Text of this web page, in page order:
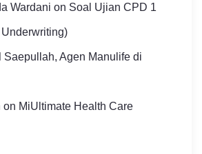
Wardani on Soal Ujian CPD 1
Saepullah, Agen Manulife di
on MiUltimate Health Care